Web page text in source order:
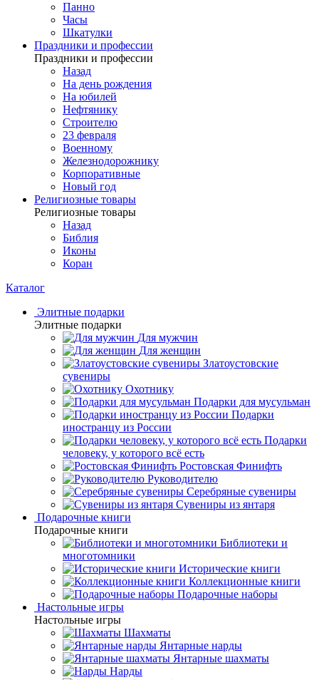
Панно
Часы
Шкатулки
Праздники и профессии
Праздники и профессии
Назад
На день рождения
На юбилей
Нефтянику
Строителю
23 февраля
Военному
Железнодорожнику
Корпоративные
Новый год
Религиозные товары
Религиозные товары
Назад
Библия
Иконы
Коран
Каталог
Элитные подарки
Элитные подарки
Для мужчин
Для женщин
Златоустовские
сувениры
Охотнику
Подарки для мусульман
Подарки
иностранцу из России
Подарки
человеку, у которого всё есть
Ростовская Финифть
Руководителю
Серебряные сувениры
Сувениры из янтаря
Подарочные книги
Подарочные книги
Библиотеки и
многотомники
Исторические книги
Коллекционные книги
Подарочные наборы
Настольные игры
Настольные игры
Шахматы
Янтарные нарды
Янтарные шахматы
Нарды